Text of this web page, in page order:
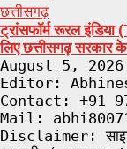
छत्तीसगढ़
ट्रांसफॉर्म रूरल
लिए छत्तीसगढ़ सरकार
August 5, 2026
Editor:
Contact: +91
Mail:
Disclaimer: साइट